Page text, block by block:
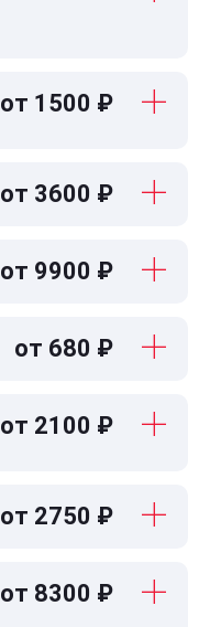
от 1500 ₽
от 3600 ₽
от 9900 ₽
от 680 ₽
от 2100 ₽
от 2750 ₽
от 8300 ₽